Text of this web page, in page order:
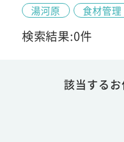
湯河原 食材管
検索結果:0件
該当する